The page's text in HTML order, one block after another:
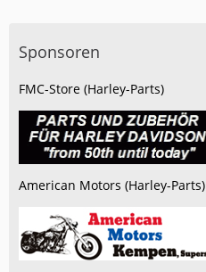
Sponsoren
FMC-Store (Harley-Parts)
American Motors (Harley-Parts)